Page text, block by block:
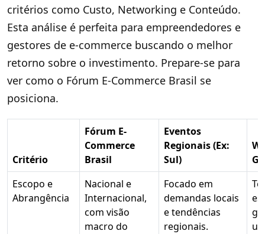
critérios como Custo, Networking e Conteúdo.
Esta análise é perfeita para empreendedores e
gestores de e-commerce buscando o melhor
retorno sobre o investimento. Prepare-se para
ver como o Fórum E-Commerce Brasil se
posiciona.
Critério
Fórum E-
Commerce
Brasil
Eventos
Regionais (Ex:
Sul)
Escopo e
Abrangência
Nacional e
Internacional,
com visão
macro do
Focado em
demandas locais
e tendências
regionais.